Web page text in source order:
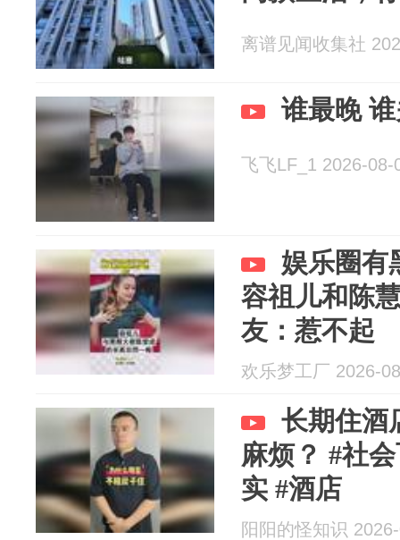
离谱见闻收集社
谁最晚
飞飞LF_1 2026-08-
娱乐圈有
容祖儿和陈
友：惹不起
欢乐梦工厂 2026-
长期住酒
麻烦？ #社
实 #酒店
阳阳的怪知识